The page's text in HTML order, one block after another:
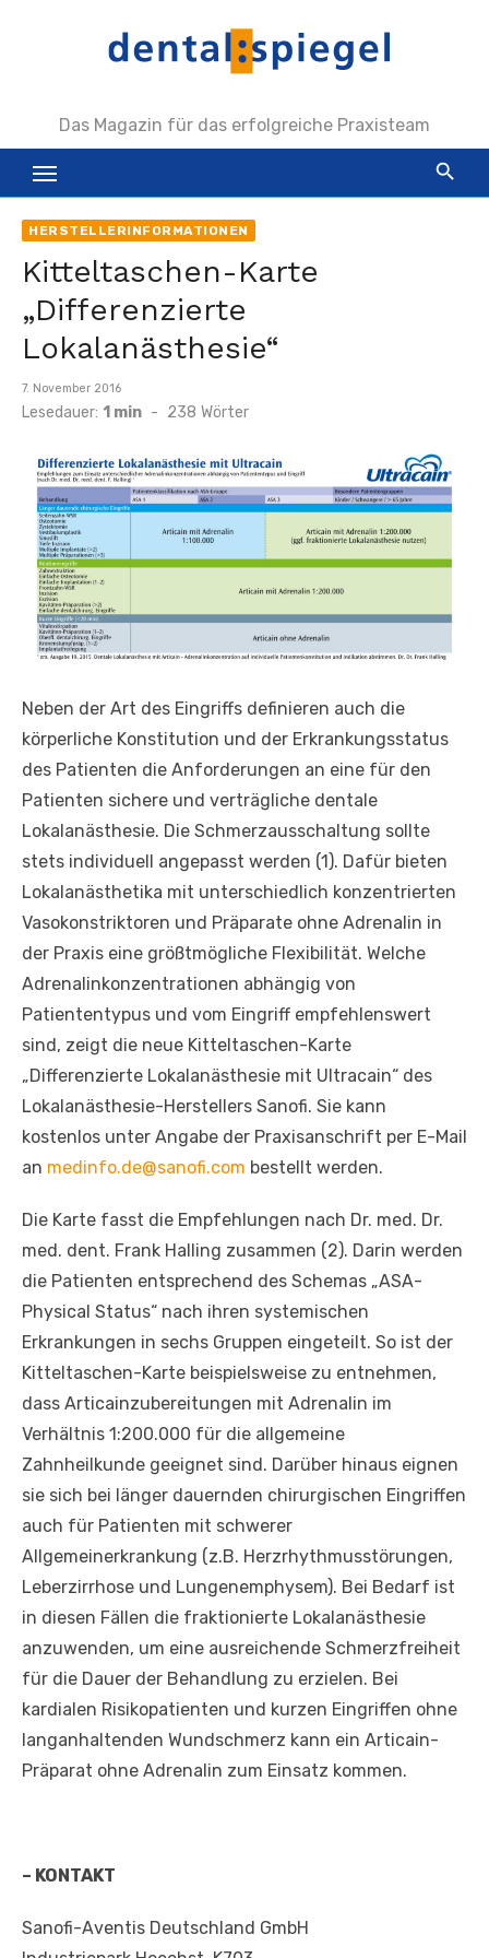
Das Magazin für das erfolgreiche Praxisteam
HERSTELLERINFORMATIONEN
Kitteltaschen-Karte
„Differenzierte
Lokalanästhesie“
Veröffentlicht
am
7. November 2016
Lesedauer: 1 min - 238 Wörter
Neben der Art des Eingriffs definieren auch die
körperliche Konstitution und der Erkrankungsstatus
des Patienten die Anforderungen an eine für den
Patienten sichere und verträgliche dentale
Lokalanästhesie. Die Schmerzausschaltung sollte
stets individuell angepasst werden (1). Dafür bieten
Lokalanästhetika mit unterschiedlich konzentrierten
Vasokonstriktoren und Präparate ohne Adrenalin in
der Praxis eine größtmögliche Flexibilität. Welche
Adrenalinkonzentrationen abhängig von
Patiententypus und vom Eingriff empfehlenswert
sind, zeigt die neue Kitteltaschen-Karte
„Differenzierte Lokalanästhesie mit Ultracain“ des
Lokalanästhesie-Herstellers Sanofi. Sie kann
kostenlos unter Angabe der Praxisanschrift per E-Mail
an medinfo.de@sanofi.com bestellt werden.
Die Karte fasst die Empfehlungen nach Dr. med. Dr.
med. dent. Frank Halling zusammen (2). Darin werden
die Patienten entsprechend des Schemas „ASA-
Physical Status“ nach ihren systemischen
Erkrankungen in sechs Gruppen eingeteilt. So ist der
Kitteltaschen-Karte beispielsweise zu entnehmen,
dass Articainzubereitungen mit Adrenalin im
Verhältnis 1:200.000 für die allgemeine
Zahnheilkunde geeignet sind. Darüber hinaus eignen
sie sich bei länger dauernden chirurgischen Eingriffen
auch für Patienten mit schwerer
Allgemeinerkrankung (z.B. Herzrhythmusstörungen,
Leberzirrhose und Lungenemphysem). Bei Bedarf ist
in diesen Fällen die fraktionierte Lokalanästhesie
anzuwenden, um eine ausreichende Schmerzfreiheit
für die Dauer der Behandlung zu erzielen. Bei
kardialen Risikopatienten und kurzen Eingriffen ohne
langanhaltenden Wundschmerz kann ein Articain-
Präparat ohne Adrenalin zum Einsatz kommen.
– KONTAKT
Sanofi-Aventis Deutschland GmbH